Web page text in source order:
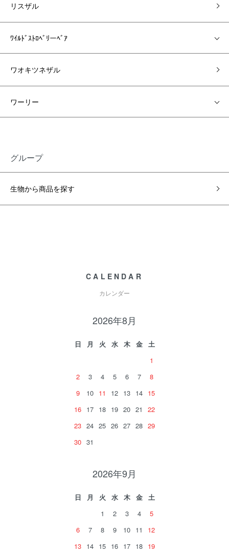
リスザル
ﾜｲﾙﾄﾞｽﾄﾛﾍﾞﾘーﾍﾞｱ
ワオキツネザル
ワーリー
グループ
生物から商品を探す
CALENDAR
カレンダー
2026年8月
日 月 火 水 木 金
土
1
2
3 4 5 6 7
8
9
10 11 12 13 14 15
16 17 18 19 20 21
22
23 24 25 26 27 28 29
30 31
2026年9月
日 月 火 水 木 金
土
1
2 3 4
5
6
7 8 9 10 11
12
13 14 15 16 17 18 19